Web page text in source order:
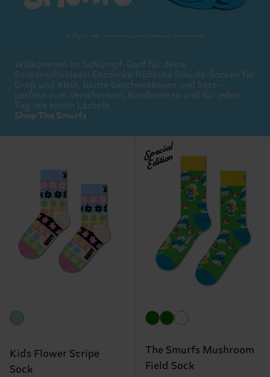
Willkommen im Schlumpf-Dorf für deine
Sockenschublade! Entdecke fröhliche Smurfs-Socken für
Groß und Klein, bunte Geschenkboxen und Sets –
perfekt zum Verschenken, Kombinieren und für jeden
Tag mit einem Lächeln.
Shop The Smurfs
Kids Flower Stripe
Sock
Special
Edition
The Smurfs Mushroom
Field Sock